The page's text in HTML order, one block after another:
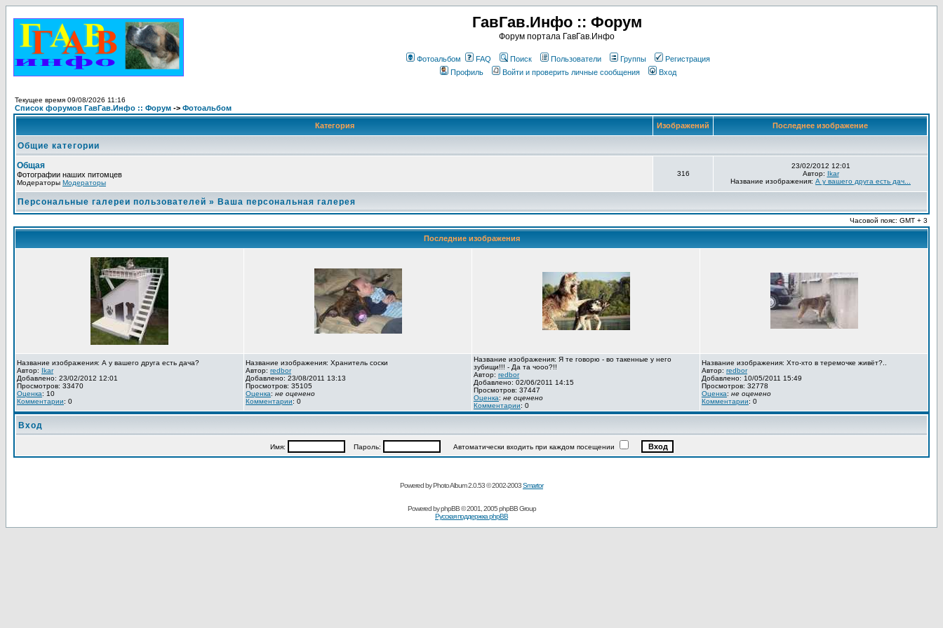
ГавГав.Инфо :: Форум
Форум портала ГавГав.Инфо
Фотоальбом FAQ Поиск Пользователи Группы
Регистрация
Профиль
Войти и проверить личные сообщения Вход
Текущее время 09/08/2026 11:16
Список форумов ГавГав.Инфо :: Форум -> Фотоальбом
Категория Изображений Последнее изображение
Общие категории
Общая
Фотографии наших питомцев
Модераторы Модераторы
316
23/02/2012 12:01
Автор: Ikar
Название изображения: А у вашего друга есть дач...
Персональные галереи пользователей » Ваша персональная галерея
Часовой пояс: GMT + 3
Последние изображения
Название изображения: А у вашего друга есть дача?
Автор: Ikar
Добавлено: 23/02/2012 12:01
Просмотров: 33470
Оценка: 10
Комментарии: 0
Название изображения: Хранитель соски
Автор: redbor
Добавлено: 23/08/2011 13:13
Просмотров: 35105
Оценка: не оценено
Комментарии: 0
Название изображения: Я те говорю - во такенные у него
зубищи!!! - Да та чооо?!!
Автор: redbor
Добавлено: 02/06/2011 14:15
Просмотров: 37447
Оценка: не оценено
Комментарии: 0
Название изображения: Хто-хто в теремочке живёт?..
Автор: redbor
Добавлено: 10/05/2011 15:49
Просмотров: 32778
Оценка: не оценено
Комментарии: 0
Вход
Имя: Пароль: Автоматически входить при каждом посещении
Powered by Photo Album 2.0.53 © 2002-2003Smartor
Powered byphpBB© 2001, 2005 phpBB Group
Русская поддержка phpBB